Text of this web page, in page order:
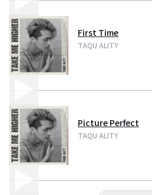
First Time
TAQU ALITY
Picture Perfect
TAQU ALITY